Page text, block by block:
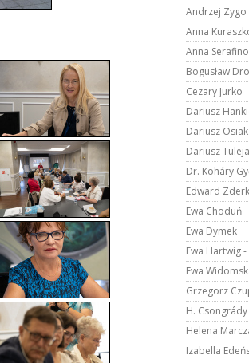
Andrzej Zygo
Anna
Anna
Bogusław
Cezary Jurko
Dariusz
Dariusz Osiak
Dariusz Tuleja
Dr. Koháry
Edward
Ewa Choduń
Ewa Dymek
Ewa Hartwig -
Ewa
Grzegorz
H.
Helena
Izabella